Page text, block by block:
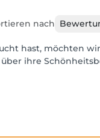
nach
hast, möchten
ihre